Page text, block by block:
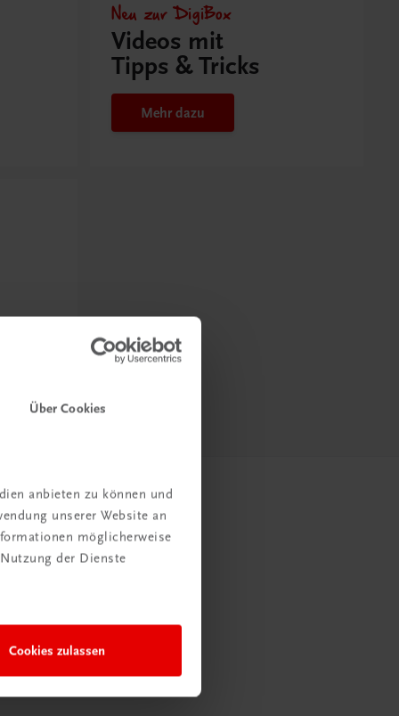
Über Cookies
anbieten zu können und
unserer Website an
möglicherweise
der Dienste
Cookies zulassen
Neu zur DigiBox
Videos mit
Tipps & Tricks
Mehr dazu